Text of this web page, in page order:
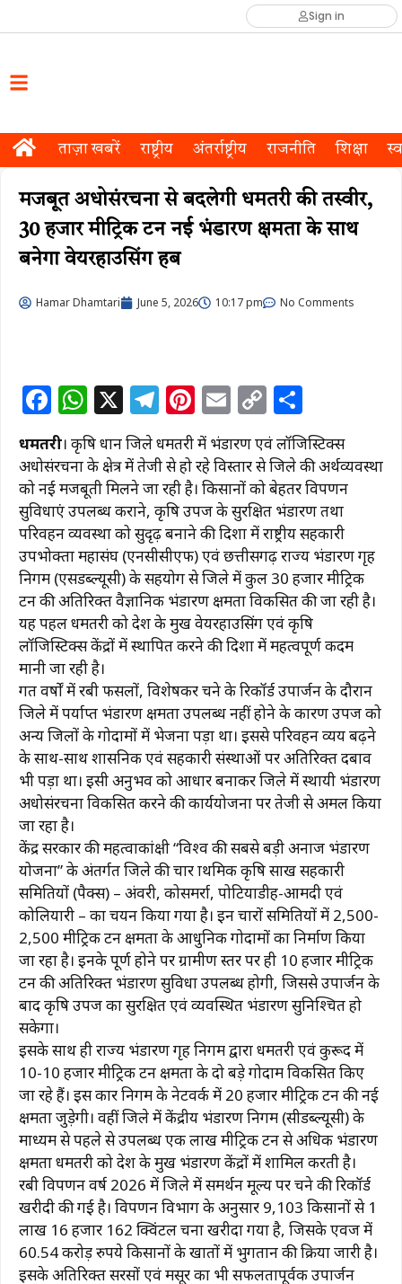
Sign in
ताज़ा खबरें राष्ट्रीय अंतर्राष्ट्रीय राजनीति शिक्षा
मजबूत अधोसंरचना से बदलेगी धमतरी की तस्वीर,
30 हजार मीट्रिक टन नई भंडारण क्षमता के साथ
बनेगा वेयरहाउसिंग हब
Hamar Dhamtari June 5, 2026 10:17 pm No Comments
F
a
c
e
b
o
o
k
W
h
at
s
A
p
p
X T
e
g
ra
m
Pi
n
te
re
st
E
ai
l
C
o
p
y
Li
n
k
h
ar
e
धमतरी। कृषि प्रधान जिले धमतरी में भंडारण एवं लॉजिस्टिक्स
अधोसंरचना के क्षेत्र में तेजी से हो रहे विस्तार से जिले की अर्थव्यवस्था
को नई मजबूती मिलने जा रही है। किसानों को बेहतर विपणन
सुविधाएं उपलब्ध कराने, कृषि उपज के सुरक्षित भंडारण तथा
परिवहन व्यवस्था को सुदृढ़ बनाने की दिशा में राष्ट्रीय सहकारी
उपभोक्ता महासंघ (एनसीसीएफ) एवं छत्तीसगढ़ राज्य भंडारण गृह
निगम (एसडब्ल्यूसी) के सहयोग से जिले में कुल 30 हजार मीट्रिक
टन की अतिरिक्त वैज्ञानिक भंडारण क्षमता विकसित की जा रही है।
यह पहल धमतरी को प्रदेश के प्रमुख वेयरहाउसिंग एवं कृषि
लॉजिस्टिक्स केंद्रों में स्थापित करने की दिशा में महत्वपूर्ण कदम
मानी जा रही है।
गत वर्षों में रबी फसलों, विशेषकर चने के रिकॉर्ड उपार्जन के दौरान
जिले में पर्याप्त भंडारण क्षमता उपलब्ध नहीं होने के कारण उपज को
अन्य जिलों के गोदामों में भेजना पड़ा था। इससे परिवहन व्यय बढ़ने
के साथ-साथ प्रशासनिक एवं सहकारी संस्थाओं पर अतिरिक्त दबाव
भी पड़ा था। इसी अनुभव को आधार बनाकर जिले में स्थायी भंडारण
अधोसंरचना विकसित करने की कार्ययोजना पर तेजी से अमल किया
जा रहा है।
केंद्र सरकार की महत्वाकांक्षी “विश्व की सबसे बड़ी अनाज भंडारण
योजना” के अंतर्गत जिले की चार प्राथमिक कृषि साख सहकारी
समितियों (पैक्स) – अंवरी, कोसमर्रा, पोटियाडीह-आमदी एवं
कोलियारी – का चयन किया गया है। इन चारों समितियों में 2,500-
2,500 मीट्रिक टन क्षमता के आधुनिक गोदामों का निर्माण किया
जा रहा है। इनके पूर्ण होने पर ग्रामीण स्तर पर ही 10 हजार मीट्रिक
टन की अतिरिक्त भंडारण सुविधा उपलब्ध होगी, जिससे उपार्जन के
बाद कृषि उपज का सुरक्षित एवं व्यवस्थित भंडारण सुनिश्चित हो
सकेगा।
इसके साथ ही राज्य भंडारण गृह निगम द्वारा धमतरी एवं कुरूद में
10-10 हजार मीट्रिक टन क्षमता के दो बड़े गोदाम विकसित किए
जा रहे हैं। इस प्रकार निगम के नेटवर्क में 20 हजार मीट्रिक टन की नई
क्षमता जुड़ेगी। वहीं जिले में केंद्रीय भंडारण निगम (सीडब्ल्यूसी) के
माध्यम से पहले से उपलब्ध एक लाख मीट्रिक टन से अधिक भंडारण
क्षमता धमतरी को प्रदेश के प्रमुख भंडारण केंद्रों में शामिल करती है।
रबी विपणन वर्ष 2026 में जिले में समर्थन मूल्य पर चने की रिकॉर्ड
खरीदी की गई है। विपणन विभाग के अनुसार 9,103 किसानों से 1
लाख 16 हजार 162 क्विंटल चना खरीदा गया है, जिसके एवज में
60.54 करोड़ रुपये किसानों के खातों में भुगतान की प्रक्रिया जारी है।
इसके अतिरिक्त सरसों एवं मसूर का भी सफलतापूर्वक उपार्जन